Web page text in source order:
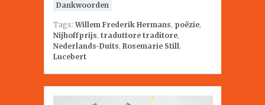
Dankwoorden
Tags:Willem Frederik Hermans, poëzie,
Nijhoffprijs, traduttore traditore,
Nederlands-Duits, Rosemarie Still,
Lucebert